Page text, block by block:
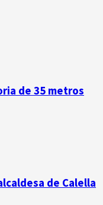
de 35 metros
de Calella